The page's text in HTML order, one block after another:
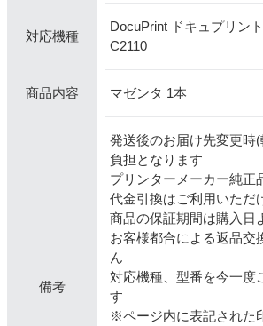
対応機種
DocuPrint ドキュプリン
C2110
商品内容 マゼンタ 1本
備考
発送後のお届け先変更時
負担となります
プリンターメーカー純正
代金引換はご利用いただ
商品の保証期間は購入日
お客様都合による返品交
ん
対応機種、型番を今一度
す
※ページ内に表記された